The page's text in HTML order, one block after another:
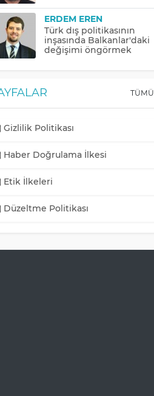
ERDEM EREN
Türk dış politikasının
inşasında Balkanlar'daki
değişimi öngörmek
TÜMÜ
Gizlilik Politikası
Haber Doğrulama İlkesi
Etik İlkeleri
Düzeltme Politikası